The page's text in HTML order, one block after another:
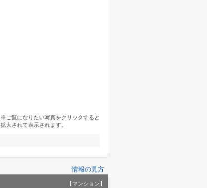
※ご覧になりたい写真をクリックすると
拡大されて表示されます。
情報の見方
【マンション】